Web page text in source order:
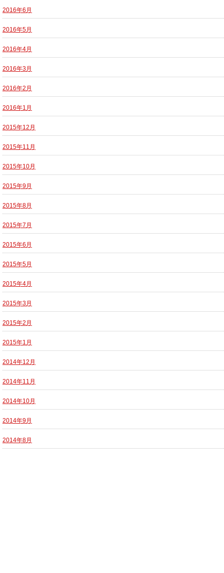
2016年6月
2016年5月
2016年4月
2016年3月
2016年2月
2016年1月
2015年12月
2015年11月
2015年10月
2015年9月
2015年8月
2015年7月
2015年6月
2015年5月
2015年4月
2015年3月
2015年2月
2015年1月
2014年12月
2014年11月
2014年10月
2014年9月
2014年8月